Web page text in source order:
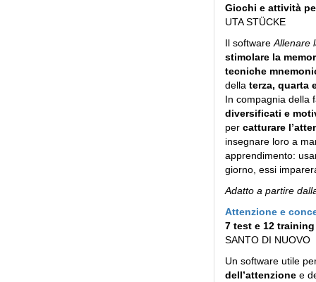
Giochi e attività
UTA STÜCKE
Il softwareAllenare
stimolare la
tecniche
della terza, quarta
In compagnia della
diversificati e
per catturare
insegnare loro a
apprendimento:
giorno, essi
Adatto a partire
Attenzione e
7 test e 12
SANTO DI NUOVO
Un software utile
dell’attenzionee